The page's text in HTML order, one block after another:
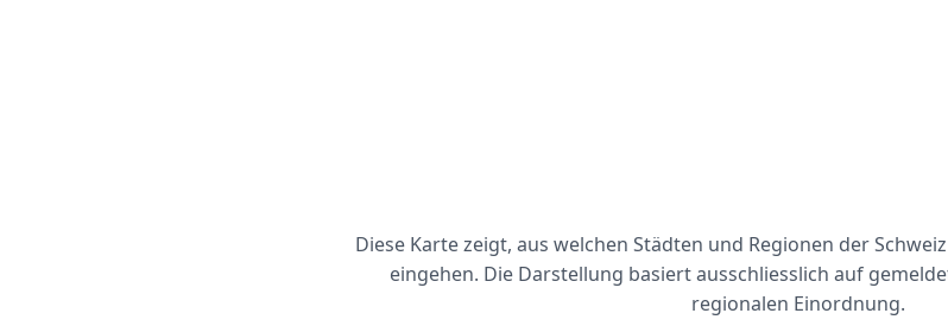
Diese Karte zeigt, aus welchen Städten und Regionen der
eingehen. Die Darstellung basiert ausschliesslich auf
regionalen Einordnung.